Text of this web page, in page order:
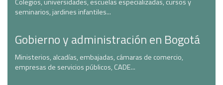
seminarios, jardines infantiles...
Gobierno y administración en Bogotá
Ministerios, alcadías, embajadas, cámaras de comercio,
empresas de servicios públicos, CADE...